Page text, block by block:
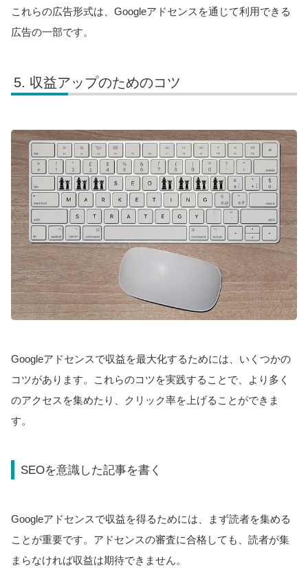
これらの広告形式は、Googleアドセンスを通じて利用できる
広告の一部です。
収益アップのためのコツ
Googleアドセンスで収益を最大化するためには、いくつかの
コツがあります。これらのコツを実践することで、より多く
のアクセスを集めたり、クリック率を上げることができま
す。
SEOを意識した記事を書く
Googleアドセンスで収益を得るためには、まず読者を集める
ことが重要です。アドセンスの審査に合格しても、読者が集
まらなければ収益は期待できません。